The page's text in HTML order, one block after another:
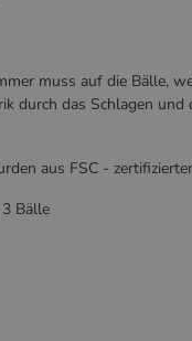
muss auf die Bälle,
durch das Schlagen
aus FSC -
Bälle